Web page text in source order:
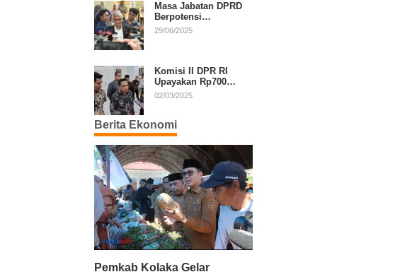
Masa Jabatan DPRD
Berpotensi
Diperpanjang, Aria
29/06/2025
Komisi II DPR RI
Upayakan Rp700
Miliar dari APBN
Putusan MK
02/03/2025
Berita Ekonomi
Pemkab Kolaka Gelar